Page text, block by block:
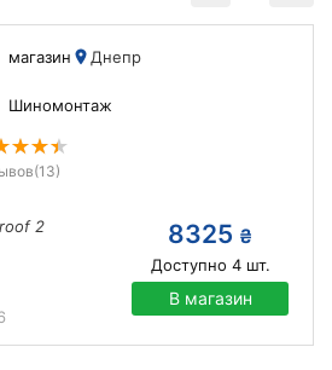
магазин Днепр
Шиномонтаж
(13)
2
8325 ₴
Доступно 4шт.
В магазин